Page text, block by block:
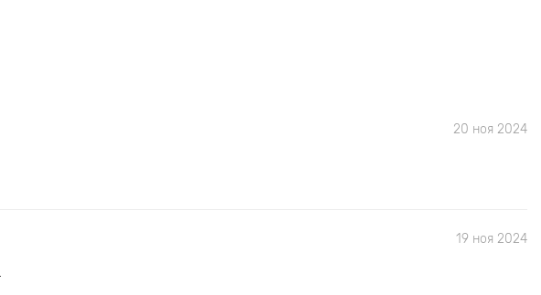
20 ноя 2024
19 ноя 2024